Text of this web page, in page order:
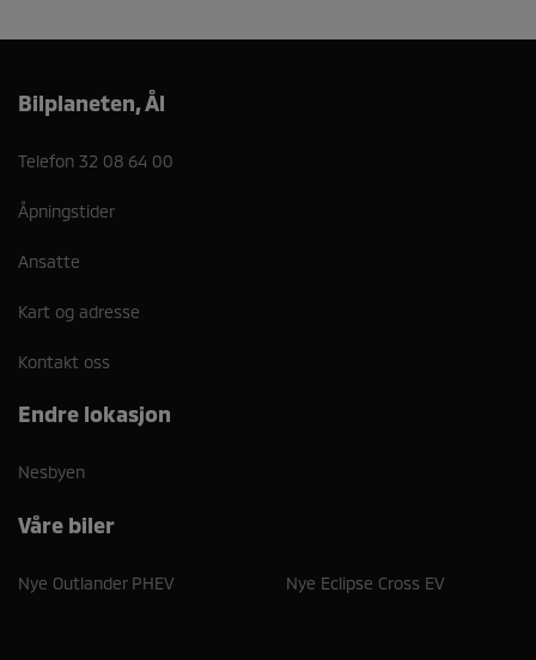
Bilplaneten, Ål
Telefon 32 08 64 00
Åpningstider
Ansatte
Kart og adresse
Kontakt oss
Endre lokasjon
Nesbyen
Våre biler
Nye Outlander PHEV Nye Eclipse Cross EV